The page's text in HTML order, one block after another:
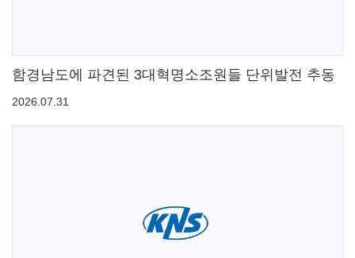
함경남도에 파견된 3대혁명소조원들 단위발전 추동
2026.07.31